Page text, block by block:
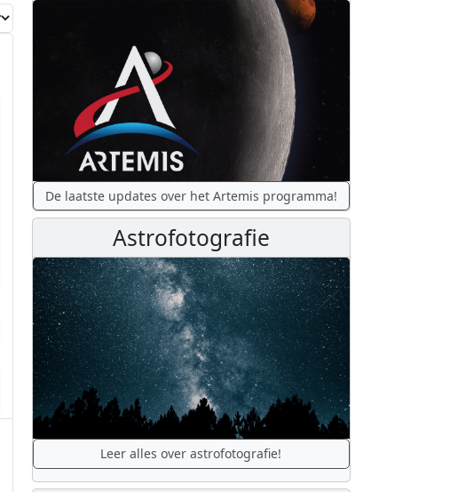
De laatste updates over het Artemis programma!
Astrofotografie
Leer alles over astrofotografie!